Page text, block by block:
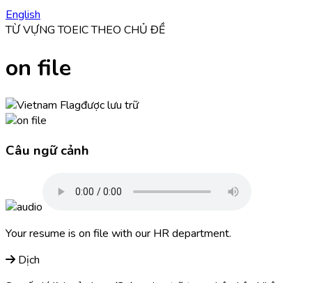
English
TỪ VỰNG TOEIC THEO CHỦ ĐỀ
on file
được lưu trữ
Câu ngữ cảnh
Your resume is on file with our HR department.
Dịch